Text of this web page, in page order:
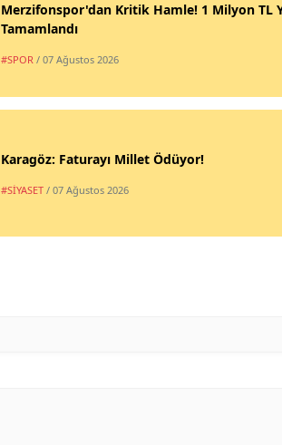
Merzifonspor'dan Kritik Hamle! 1 Milyon TL
Tamamlandı
#SPOR / 07 Ağustos 2026
Karagöz: Faturayı Millet Ödüyor!
#SİYASET / 07 Ağustos 2026